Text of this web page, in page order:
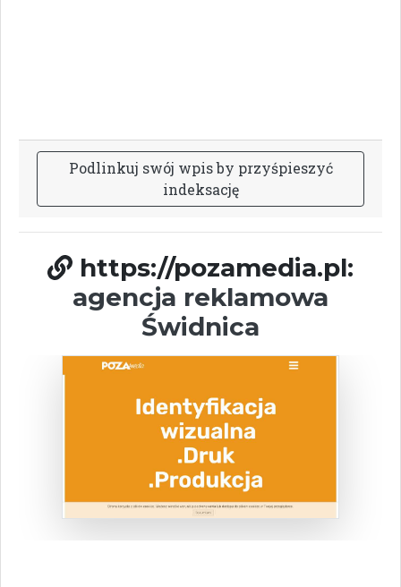
Podlinkuj swój wpisby przyśpieszyć
indeksację
https://pozamedia.pl:
agencja reklamowa
Świdnica